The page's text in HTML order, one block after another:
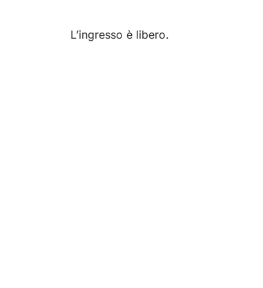
L’ingresso è libero.